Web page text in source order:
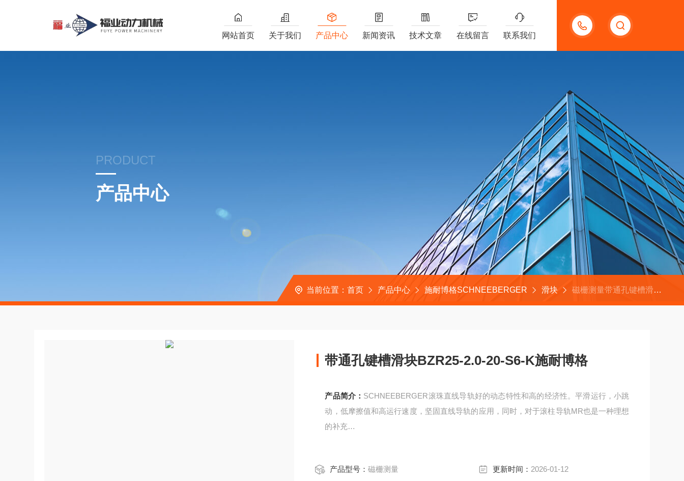
13132097161
网站首页 关于我们 产品中心 新闻资讯 技术文章 在线留言 联系我们
PRODUCT
产品中心
当前位置： 首页 产品中心 施耐博格SCHNEEBERGER 滑块 磁栅测量带通孔键槽滑块BZR25-2.0-20-S6-K施耐博格
带通孔键槽滑块BZR25-2.0-20-S6-K施耐博格
产品简介： SCHNEEBERGER滚珠直线导轨好的动态特性和高的经济性。平滑运行，小跳
动，低摩擦值和高运行速度，坚固直线导轨的应用，同时，对于滚柱导轨MR也是一种理想
的补充
产品型号：磁栅测量 更新时间： 2026-01-12